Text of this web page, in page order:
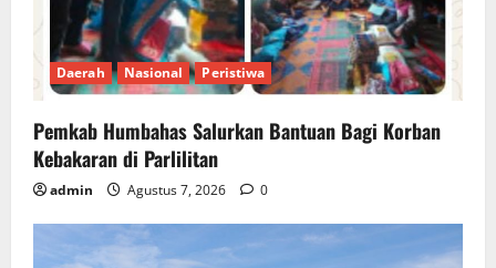
Daerah Nasional Peristiwa
Pemkab Humbahas Salurkan Bantuan Bagi Korban
Kebakaran di Parlilitan
admin Agustus 7, 2026 0